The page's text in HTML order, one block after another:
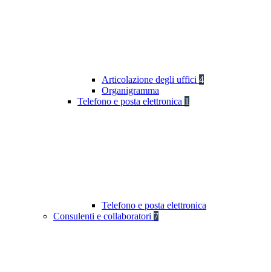
Articolazione degli uffici 4
Organigramma
Telefono e posta elettronica 1
Telefono e posta elettronica
Consulenti e collaboratori 7